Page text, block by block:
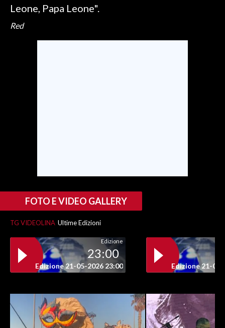
GOSSIP
3 MINUTI CON
INSULARITÀ
INFO AZIENDE
ABBONATI
ANNUNCI
NECROLOGI
SPIAGGE
STORE
Leone, Papa Leone".
Red
FOTO E VIDEO GALLERY
TG VIDEOLINA Ultime Edizioni
Edizione
23:00
Edizione 21-05-2026 23:00 Edizione 21-05-